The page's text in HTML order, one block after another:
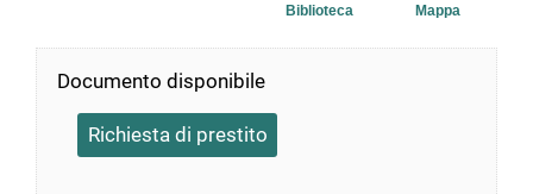
Mappa
Biblioteca
Documento disponibile
Richiesta di prestito